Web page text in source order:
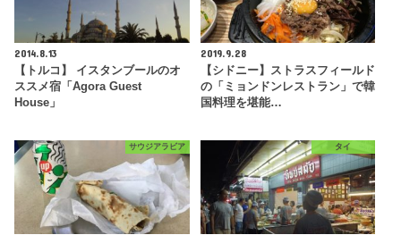
2014.8.13
【トルコ】 イスタンブールのオ
ススメ宿「Agora Guest
House」
2019.9.28
【シドニー】ストラスフィールド
の「ミョンドンレストラン」で韓
国料理を堪能…
サウジアラビア タイ